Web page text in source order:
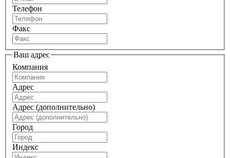
Телефон
Факс
Ваш адрес
Компания
Адрес
Адрес (дополнительно)
Город
Индекс